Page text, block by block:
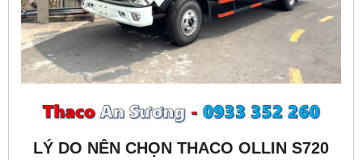
LÝ DO NÊN CHỌN THACO OLLIN S720